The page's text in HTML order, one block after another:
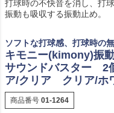
打球時の不快音を消し、打
振動も吸収する振動止め。
ソフトな打球感、打球時の
キモニー(kimony)振
サウンドバスター 2
ア/クリア クリア/ホ
商品番号 01-1264